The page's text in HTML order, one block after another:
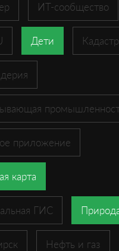
ИТ-сообщество
Дети Кадастр
приложение
карта
ГИС
Нефть и газ